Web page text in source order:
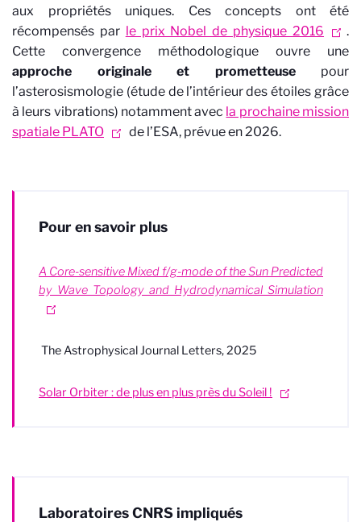
aux propriétés uniques. Ces concepts ont été
récompensés par le prix Nobel de physique 2016
.
Cette convergence méthodologique ouvre une
approche originale et prometteusepour
l’asterosismologie (étude de l’intérieur des étoiles grâce
à leurs vibrations) notamment avec la prochaine mission
spatiale PLATO
de l’ESA, prévue en 2026.
Pour en savoir plus
A Core-sensitive Mixed f/g-mode of the Sun Predicted
by Wave Topology and Hydrodynamical Simulation
The Astrophysical Journal Letters, 2025
Solar Orbiter : de plus en plus près du Soleil !
Laboratoires CNRS impliqués